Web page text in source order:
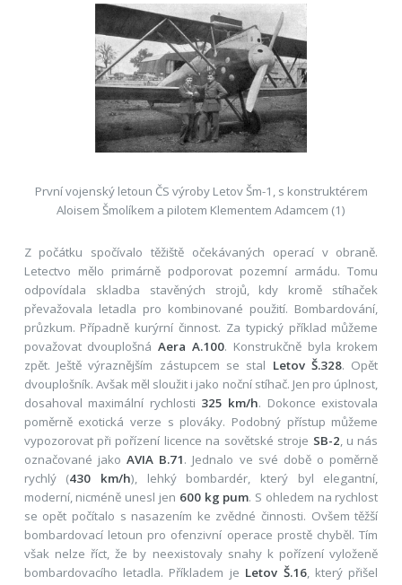
První vojenský letoun ČS výroby Letov Šm-1, s konstruktérem
Aloisem Šmolíkem a pilotem Klementem Adamcem (1)
Z počátku spočívalo těžiště očekávaných operací v obraně.
Letectvo mělo primárně podporovat pozemní armádu. Tomu
odpovídala skladba stavěných strojů, kdy kromě stíhaček
převažovala letadla pro kombinované použití. Bombardování,
průzkum. Případně kurýrní činnost. Za typický příklad můžeme
považovat dvouplošnáAera A.100. Konstrukčně byla krokem
zpět. Ještě výraznějším zástupcem se stal Letov Š.328. Opět
dvouplošník. Avšak měl sloužit i jako noční stíhač. Jen pro úplnost,
dosahoval maximální rychlosti 325 km/h. Dokonce existovala
poměrně exotická verze s plováky. Podobný přístup můžeme
vypozorovat při pořízení licence na sovětské stroje SB-2, u nás
označované jakoAVIA B.71. Jednalo ve své době o poměrně
rychlý (430 km/h), lehký bombardér, který byl elegantní,
moderní, nicméně unesl jen 600 kg pum. S ohledem na rychlost
se opět počítalo s nasazením ke zvědné činnosti. Ovšem těžší
bombardovací letoun pro ofenzivní operace prostě chyběl. Tím
však nelze říct, že by neexistovaly snahy k pořízení vyloženě
bombardovacího letadla. Příkladem je Letov Š.16, který přišel